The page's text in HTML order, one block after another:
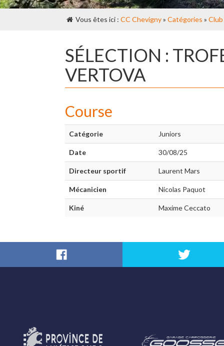
Vous êtes ici : CC Chevigny» Catégories » Club
SÉLECTION :
VERTOVA
Course
Catégorie Juniors
Date 30/08/25
Directeur sportif Laurent Mars
Mécanicien Nicolas Paquot
Kiné Maxime Ceccato